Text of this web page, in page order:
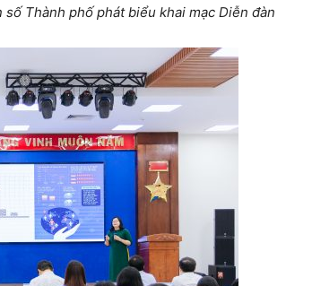
số Thành phố phát biểukhai mạc Diễn đàn